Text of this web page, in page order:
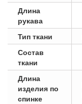
Длина
рукава
Тип ткани
Состав
ткани
Длина
изделия по
спинке